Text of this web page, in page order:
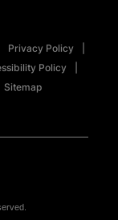
Privacy Policy
Policy
Sitemap